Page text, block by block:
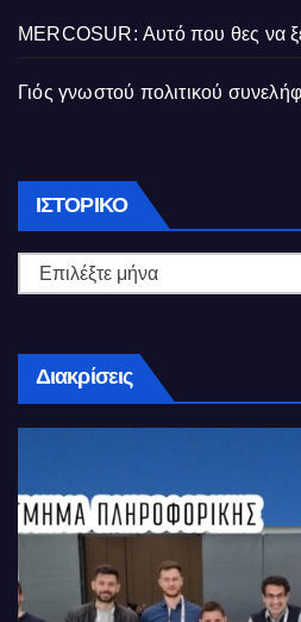
MERCOSUR: Αυτό που θες να
Γιός γνωστού πολιτικού
ΙΣΤΟΡΙΚΌ Ιστορικό
Διακρίσεις